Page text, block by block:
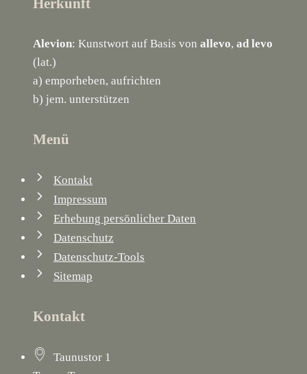
Herkunft
Alevion: Kunstwort auf Basis von allevo, ad levo
(lat.)
a) emporheben, aufrichten
b) jem. unterstützen
Menü
Kontakt
Impressum
Erhebung persönlicher Daten
Datenschutz
Datenschutz-Tools
Sitemap
Kontakt
Taunustor 1